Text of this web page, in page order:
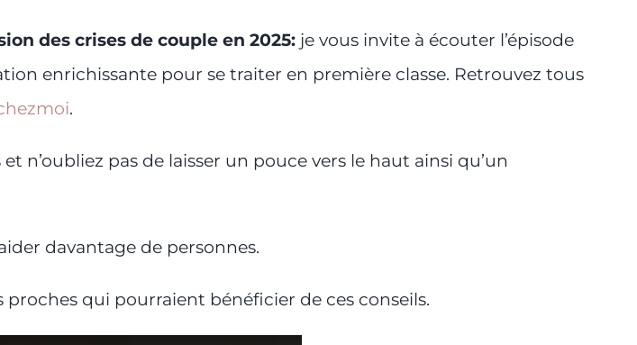
des crises de couple en 2025:je vous invite à écouter l’épisode
enrichissante pour se traiter en première classe. Retrouvez tous
.
n’oubliez pas de laisser un pouce vers le haut ainsi qu’un
davantage de personnes.
qui pourraient bénéficier de ces conseils.